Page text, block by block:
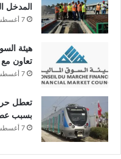
المدخل
7 أغسطس، 2026
هيئة
تعاون
7 أغسطس، 2026
تعطل
بسبب
7 أغسطس، 2026